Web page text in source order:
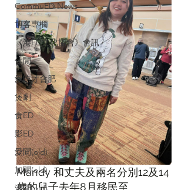
CommuED News
博客專欄
《港ED文化協會》會訊
休閒
愛吃才會肥
煲劇
食ED
影ED
愛聞(old)
加聞(old)
Mandy 和丈夫及兩名分別12及14
歲的兒子去年8月移民至